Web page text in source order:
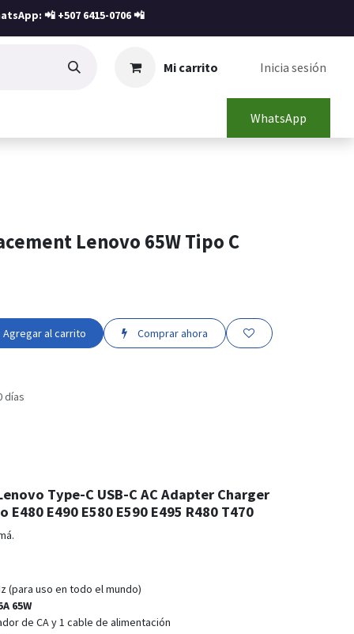
📲 +507 6415-0706📲
Mi carrito Inicia sesión
WhatsApp
Lenovo 65W Tipo C
Agregar al carrito Comprar ahora
días
Type-C USB-C AC Adapter Charger
E480 E490 E580 E590 E495 R480 T470
(para uso en todo el mundo)
65W
de CA y 1 cable de alimentación